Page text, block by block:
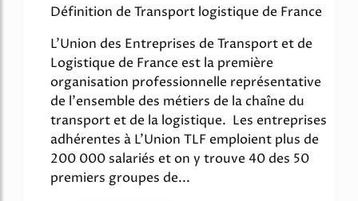
Définition de Transport logistique de France
L'Union des Entreprises de Transport et de
Logistique de France est la première
organisation professionnelle représentative
de l'ensemble des métiers de la chaîne du
transport et de la logistique. Les entreprises
adhérentes à L'Union TLF emploient plus de
200 000 salariés et on y trouve 40 des 50
premiers groupes de...